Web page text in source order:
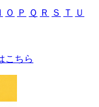
Ｏ Ｐ Ｑ Ｒ Ｓ Ｔ
Ｕ
こちら